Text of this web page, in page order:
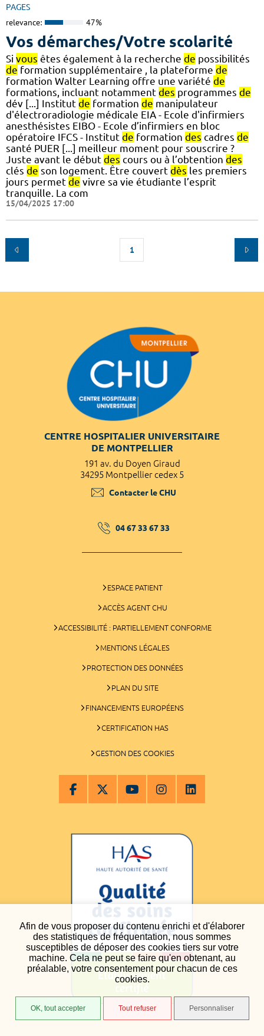
Afin de vous proposer du contenu enrichi et d'élaborer
des statistiques de fréquentation, nous sommes
susceptibles de déposer des cookies tiers sur votre
machine. Cela ne peut se faire qu'en obtenant, au
préalable, votre consentement pour chacun de ces
cookies.
OK, tout accepter Tout refuser Personnaliser
PAGES
relevance: 47%
Vos démarches/Votre scolarité
Si vous êtes également à la recherche de possibilités
de formation supplémentaire , la plateforme de
formation Walter Learning offre une variété de
formations, incluant notamment des programmes de
dév [...] Institut de formation de manipulateur
d'électroradiologie médicale EIA - Ecole d'infirmiers
anesthésistes EIBO - Ecole d’infirmiers en bloc
opératoire IFCS - Institut de formation des cadres de
santé PUER [...] meilleur moment pour souscrire ?
Juste avant le début des cours ou à l’obtention des
clés de son logement. Être couvert dès les premiers
jours permet de vivre sa vie étudiante l’esprit
tranquille. La com
15/04/2025 17:00
1
CENTRE HOSPITALIER UNIVERSITAIRE
DE MONTPELLIER
191 av. du Doyen Giraud
34295 Montpellier cedex 5
Contacter le CHU
04 67 33 67 33
ESPACE PATIENT
ACCÈS AGENT CHU
ACCESSIBILITÉ : PARTIELLEMENT CONFORME
MENTIONS LÉGALES
PROTECTION DES DONNÉES
PLAN DU SITE
FINANCEMENTS EUROPÉENS
CERTIFICATION HAS
GESTION DES COOKIES